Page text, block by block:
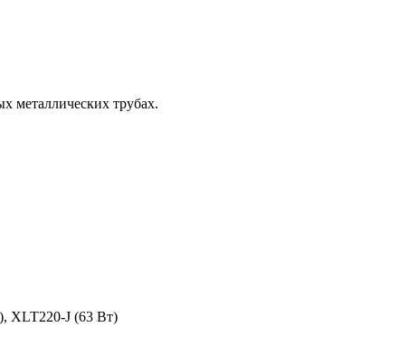
металлических трубах.
ХLT220-J (63 Вт)